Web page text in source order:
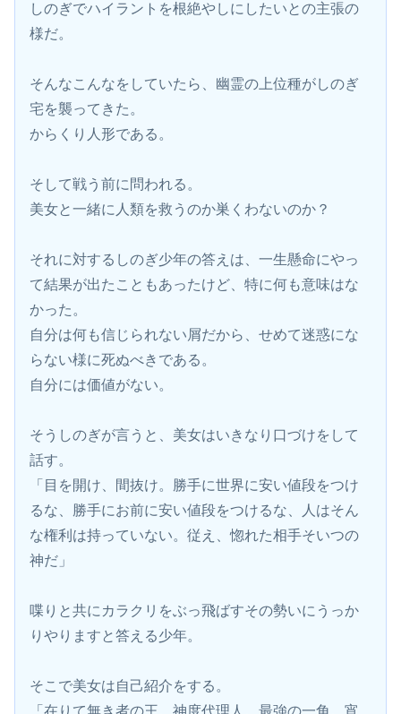
しのぎでハイラントを根絶やしにしたいとの主張の
様だ。
そんなこんなをしていたら、幽霊の上位種がしのぎ
宅を襲ってきた。
からくり人形である。
そして戦う前に問われる。
美女と一緒に人類を救うのか巣くわないのか？
それに対するしのぎ少年の答えは、一生懸命にやっ
て結果が出たこともあったけど、特に何も意味はな
かった。
自分は何も信じられない屑だから、せめて迷惑にな
らない様に死ぬべきである。
自分には価値がない。
そうしのぎが言うと、美女はいきなり口づけをして
話す。
「目を開け、間抜け。勝手に世界に安い値段をつけ
るな、勝手にお前に安い値段をつけるな、人はそん
な権利は持っていない。従え、惚れた相手そいつの
神だ」
喋りと共にカラクリをぶっ飛ばすその勢いにうっか
りやりますと答える少年。
そこで美女は自己紹介をする。